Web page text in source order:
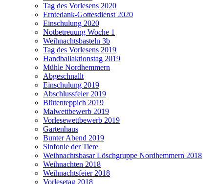
Tag des Vorlesens 2020
Erntedank-Gottesdienst 2020
Einschulung 2020
Notbetreuung Woche 1
Weihnachtsbasteln 3b
Tag des Vorlesens 2019
Handballaktionstag 2019
Mühle Nordhemmern
Abgeschnallt
Einschulung 2019
Abschlussfeier 2019
Blütenteppich 2019
Malwettbewerb 2019
Vorlesewettbewerb 2019
Gartenhaus
Bunter Abend 2019
Sinfonie der Tiere
Weihnachtsbasar Löschgruppe Nordhemmern 2018
Weihnachten 2018
Weihnachtsfeier 2018
Vorlesetag 2018